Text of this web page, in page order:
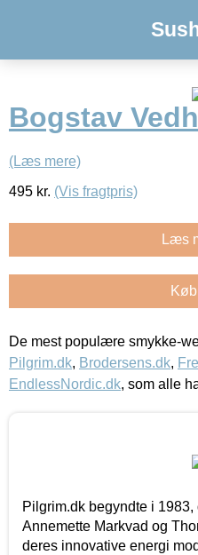
Bogstav
(Læs mere)
495 kr. (Vis fragtpris)
Læs
De mest populære smykke-
Pilgrim.dk, Brodersens.dk,
EndlessNordic.dk, som alle
Pilgrim.dk begyndte i
Annemette Markvad og
deres innovative energi